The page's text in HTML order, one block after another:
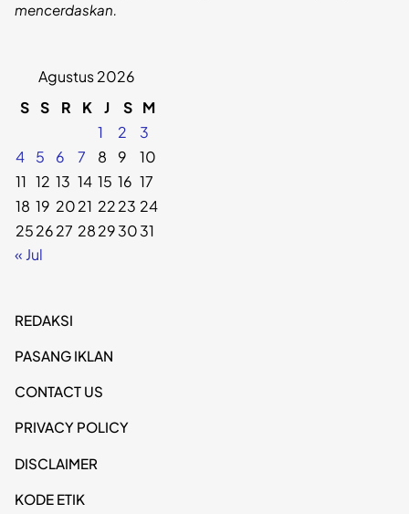
mencerdaskan.
Agustus 2026
S S R K J S M
1
2
3
4
5 6 7 8 9
10
11 12 13 14 15 16 17
18 19 2021 2223 24
252627 28293031
« Jul
REDAKSI
PASANG IKLAN
CONTACT US
PRIVACY POLICY
DISCLAIMER
KODE ETIK